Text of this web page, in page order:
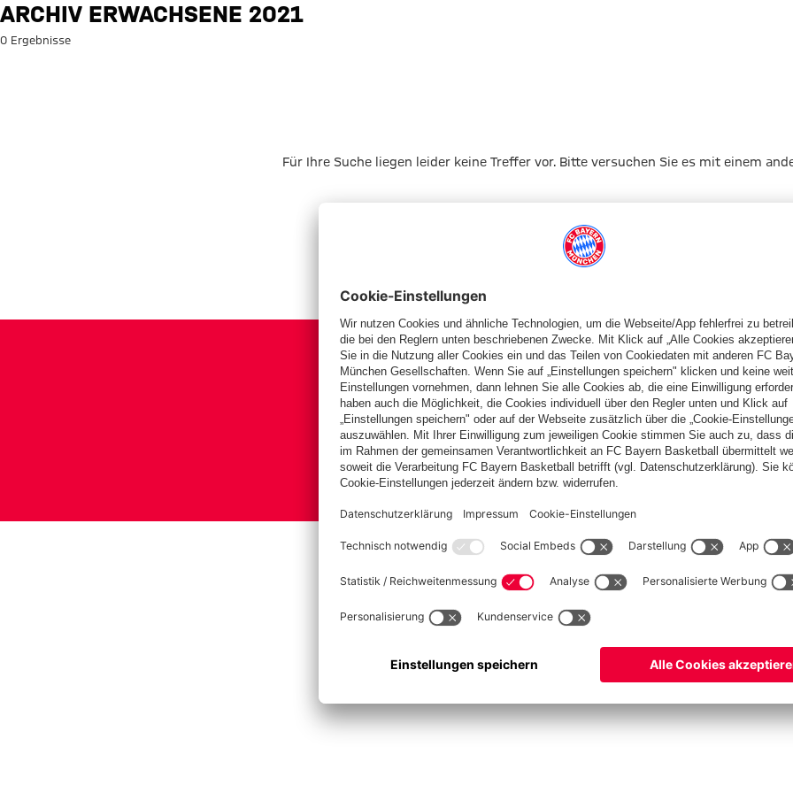
Suche: Archiv Erwachsene 2021
ARCHIV ERWACHSENE 2021
0 Ergebnisse
Für Ihre Suche liegen leider keine Treffer vor. Bitte versuchen Sie es mit einem
Basketball Frauen Handball Schach Schiedsrichter Seniorenfußball
Impressum Datenschutz Nutzungsbedingungen Barrierefreiheit